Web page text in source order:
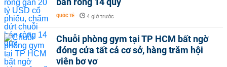
QUỐC TẾ - 4 giờ trước
Chuỗi phòng gym tại TP HCM bất ngờ
đóng cửa tất cả cơ sở, hàng trăm hội
viên bơ vơ